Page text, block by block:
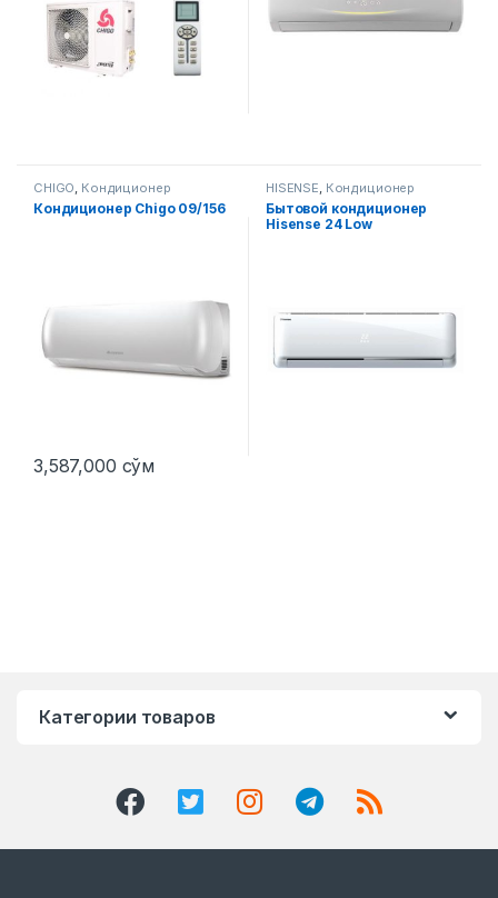
CHIGO, Кондиционер
Кондиционер Chigo 09/156
3,587,000 сўм
HISENSE, Кондиционер
Бытовой кондиционер
Hisense 24 Low
Категории товаров